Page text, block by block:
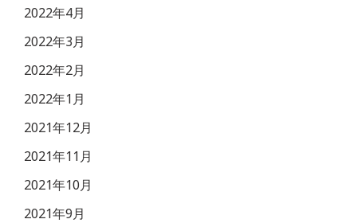
2022年4月
2022年3月
2022年2月
2022年1月
2021年12月
2021年11月
2021年10月
2021年9月